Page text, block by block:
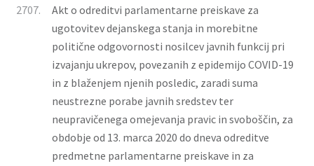
2707.
Akt o odreditvi parlamentarne preiskave za
ugotovitev dejanskega stanja in morebitne
politične odgovornosti nosilcev javnih funkcij pri
izvajanju ukrepov, povezanih z epidemijo COVID-19
in z blaženjem njenih posledic, zaradi suma
neustrezne porabe javnih sredstev ter
neupravičenega omejevanja pravic in svoboščin, za
obdobje od 13. marca 2020 do dneva odreditve
predmetne parlamentarne preiskave in za